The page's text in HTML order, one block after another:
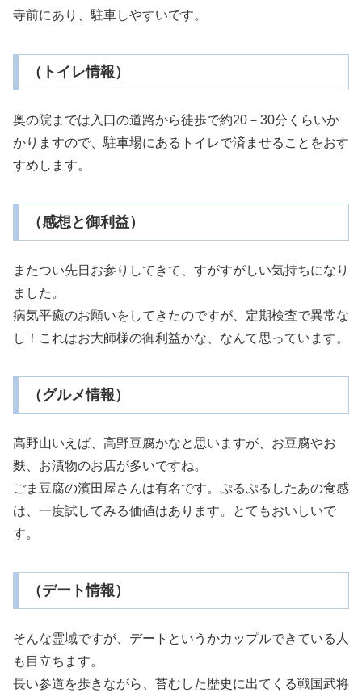
寺前にあり、駐車しやすいです。
（トイレ情報）
奥の院までは入口の道路から徒歩で約20－30分くらいか
かりますので、駐車場にあるトイレで済ませることをおす
すめします。
（感想と御利益）
またつい先日お参りしてきて、すがすがしい気持ちになり
ました。
病気平癒のお願いをしてきたのですが、定期検査で異常な
し！これはお大師様の御利益かな、なんて思っています。
（グルメ情報）
高野山いえば、高野豆腐かなと思いますが、お豆腐やお
麩、お漬物のお店が多いですね。
ごま豆腐の濱田屋さんは有名です。ぷるぷるしたあの食感
は、一度試してみる価値はあります。とてもおいしいで
す。
（デート情報）
そんな霊域ですが、デートというかカップルできている人
も目立ちます。
長い参道を歩きながら、苔むした歴史に出てくる戦国武将